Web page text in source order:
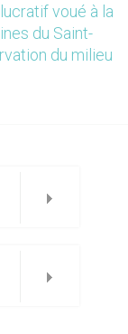
voué à la
du Saint-
du milieu